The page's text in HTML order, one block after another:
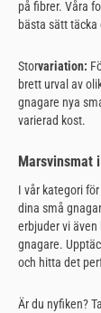
på fibrer. Våra
bästa sätt
Storvariation:
brett urval av
gnagare nya
varierad kost.
Marsvinsmat
I vår kategori
dina små
erbjuder vi
gnagare.
och hitta det
Är du nyfiken?